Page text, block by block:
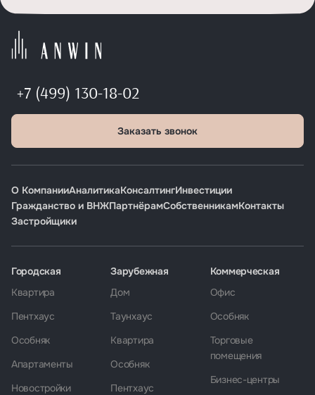
+7 (499) 130-18-02
Заказать звонок
О КомпанииАналитикаКонсалтингИнвестиции
Гражданство и ВНЖПартнёрамСобственникамКонтакты
Застройщики
Городская
Квартира
Пентхаус
Особняк
Апартаменты
Новостройки
Зарубежная
Дом
Таунхаус
Квартира
Особняк
Пентхаус
Коммерческая
Офис
Особняк
Торговые
помещения
Бизнес-центры